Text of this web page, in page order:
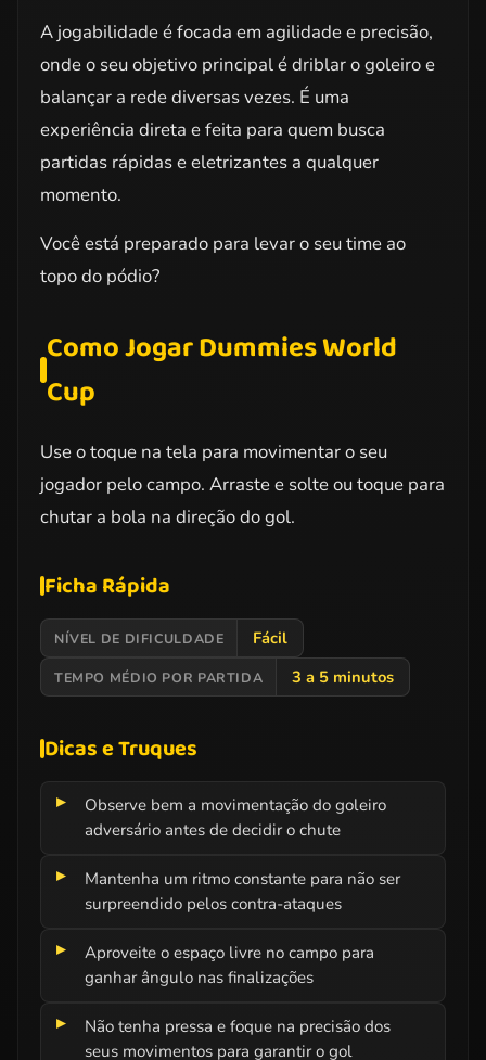
A jogabilidade é focada em agilidade e precisão,
onde o seu objetivo principal é driblar o goleiro e
balançar a rede diversas vezes. É uma
experiência direta e feita para quem busca
partidas rápidas e eletrizantes a qualquer
momento.
Você está preparado para levar o seu time ao
topo do pódio?
Como Jogar Dummies World
Cup
Use o toque na tela para movimentar o seu
jogador pelo campo. Arraste e solte ou toque para
chutar a bola na direção do gol.
Ficha Rápida
NÍVEL DE DIFICULDADE Fácil
TEMPO MÉDIO POR PARTIDA 3 a 5 minutos
Dicas e Truques
Observe bem a movimentação do goleiro
adversário antes de decidir o chute
Mantenha um ritmo constante para não ser
surpreendido pelos contra-ataques
Aproveite o espaço livre no campo para
ganhar ângulo nas finalizações
Não tenha pressa e foque na precisão dos
seus movimentos para garantir o gol